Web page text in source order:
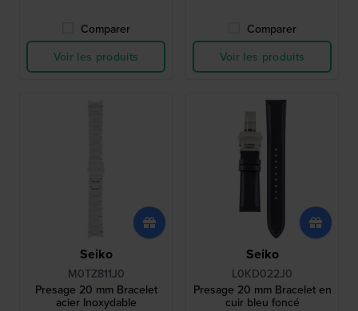
Comparer
Voir les produits
Comparer
Voir les produits
Seiko
M0TZ811J0
Presage 20 mm Bracelet
acier Inoxydable
Seiko
L0KD022J0
Presage 20 mm Bracelet en
cuir bleu foncé